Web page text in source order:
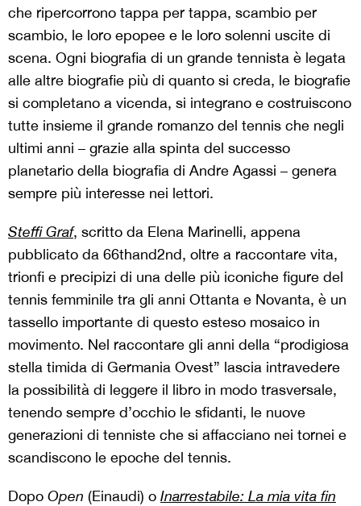
che ripercorrono tappa per tappa, scambio per
scambio, le loro epopee e le loro solenni uscite di
scena. Ogni biografia di un grande tennista è legata
alle altre biografie più di quanto si creda, le biografie
si completano a vicenda, si integrano e costruiscono
tutte insieme il grande romanzo del tennis che negli
ultimi anni – grazie alla spinta del successo
planetario della biografia di Andre Agassi – genera
sempre più interesse nei lettori.
Steffi Graf, scritto da Elena Marinelli, appena
pubblicato da 66thand2nd, oltre a raccontare vita,
trionfi e precipizi di una delle più iconiche figure del
tennis femminile tra gli anni Ottanta e Novanta, è un
tassello importante di questo esteso mosaico in
movimento. Nel raccontare gli anni della “prodigiosa
stella timida di Germania Ovest” lascia intravedere
la possibilità di leggere il libro in modo trasversale,
tenendo sempre d’occhio le sfidanti, le nuove
generazioni di tenniste che si affacciano nei tornei e
scandiscono le epoche del tennis.
Dopo Open (Einaudi) o Inarrestabile: La mia vita fin